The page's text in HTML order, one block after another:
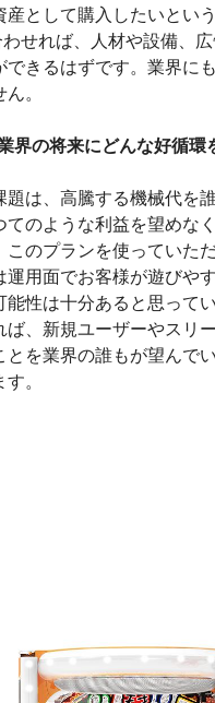
として購入したいとい
せれば、人材や設備、
きるはずです。業界に
。
界の将来にどんな好循環
は、高騰する機械代を
てのような利益を望めな
のプランを使っていた
用面でお客様が遊びや
能性は十分あると思って
ば、新規ユーザーやスリ
とを業界の誰もが望んで
。